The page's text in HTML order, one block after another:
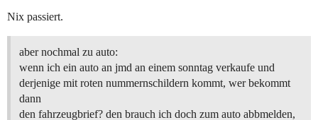
Nix passiert.
aber nochmal zu auto:
wenn ich ein auto an jmd an einem sonntag verkaufe und
derjenige mit roten nummernschildern kommt, wer bekommt
dann
den fahrzeugbrief? den brauch ich doch zum auto abbmelden,